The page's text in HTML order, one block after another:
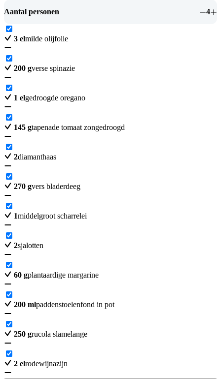
Aantal personen 4
3 elmilde olijfolie
200 gverse spinazie
1 elgedroogde oregano
145 gtapenade tomaat zongedroogd
2diamanthaas
270 gvers bladerdeeg
1middelgroot scharrelei
2sjalotten
60 gplantaardige margarine
200 mlpaddenstoelenfond in pot
250 grucola slamelange
2 elrodewijnazijn